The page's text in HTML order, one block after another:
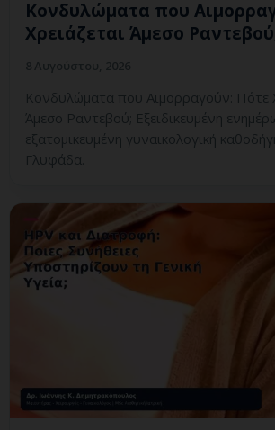
Κονδυλώματα που
Χρειάζεται Άμεσο
Κονδυλώματα που Αιμορραγούν: Πότε
Άμεσο Ραντεβού; Εξειδικευμένη
εξατομικευμένη γυναικολογική
Γλυφάδα.